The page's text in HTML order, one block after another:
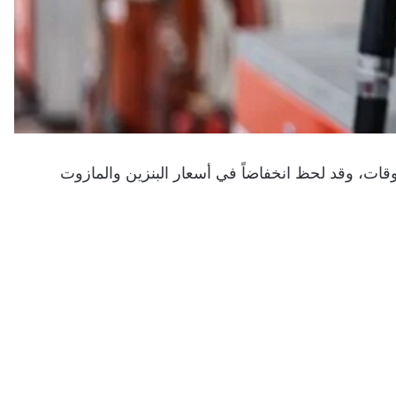
وقد لحظ انخفاضاً في أسعار البنزين والمازوت